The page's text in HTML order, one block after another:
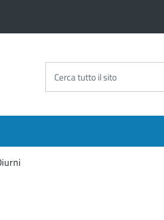
Cerca tutto il sito